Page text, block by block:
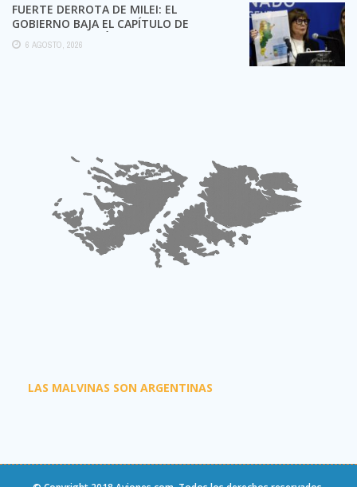
FUERTE DERROTA DE MILEI: EL
GOBIERNO BAJA EL CAPÍTULO DE
EXTRANJERIZACIÓN DE TIERRAS
6 AGOSTO, 2026
LAS MALVINAS SON ARGENTINAS